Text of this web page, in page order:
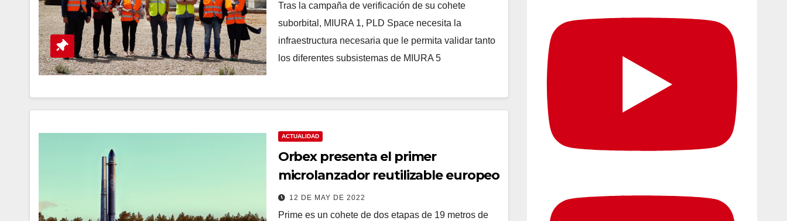
Tras la campaña de verificación de su cohete
suborbital, MIURA 1, PLD Space necesita la
infraestructura necesaria que le permita validar tanto
los diferentes subsistemas de MIURA 5
ACTUALIDAD
Orbex presenta el primer
microlanzador reutilizable europeo
12 DE MAY DE 2022
Prime es un cohete de dos etapas de 19 metros de